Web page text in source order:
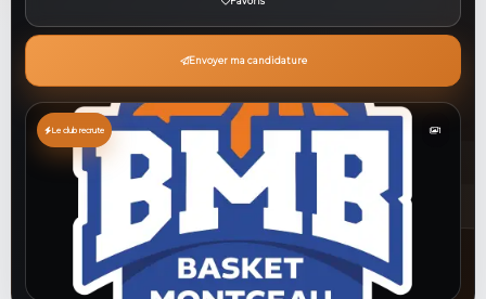
Le club recrute 1
Envoyer ma candidature